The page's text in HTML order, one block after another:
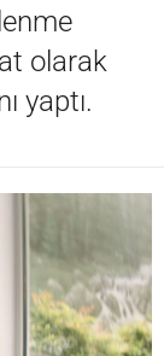
olarak
yaptı.